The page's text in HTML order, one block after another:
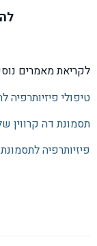
לקריאת מאמרים
טיפולי
תסמונת דה קרווין
פיזיותרפיה